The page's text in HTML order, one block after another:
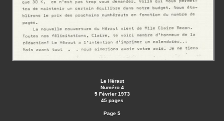
Le Héraut
Numéro 4
5 Février 1973
45 pages
Page 5